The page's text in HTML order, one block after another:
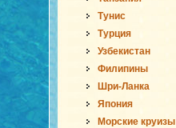
Тунис
Турция
Узбекистан
Филипины
Шри-Ланка
Япония
Морские круизы